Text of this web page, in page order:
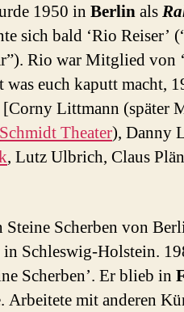
1950 in Berlinals
sich bald ‘Rio Reiser’
Rio war Mitglied von ‘
euch kaputt macht,
[Corny Littmann (später
Schmidt Theater), Danny
, Lutz Ulbrich, Claus
Steine Scherben von
in Schleswig-Holstein.
Scherben’. Er blieb in
Arbeitete mit anderen